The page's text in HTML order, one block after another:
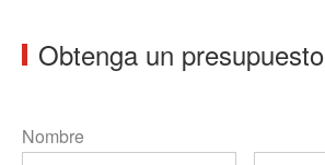
Obtenga un presupuesto
Nombre